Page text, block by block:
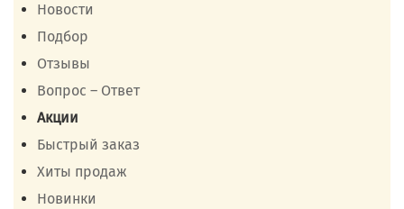
Новости
Подбор
Отзывы
Вопрос – Ответ
Акции
Быстрый заказ
Хиты продаж
Новинки